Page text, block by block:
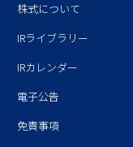
株式について
IRライブラリー
IRカレンダー
電子公告
免責事項